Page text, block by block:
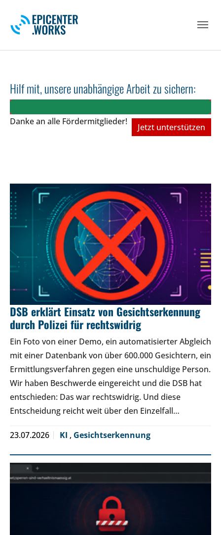
Hilf mit, unsere unabhängige Arbeit zu sichern:
Danke an alle Fördermitglieder!
Jetzt unterstützen
DSB erklärt Einsatz von Gesichtserkennung
durch Polizei für rechtswidrig
Ein Foto von einer Demo, ein automatisierter Abgleich
mit einer Datenbank von über 600.000 Gesichtern, ein
Ermittlungsverfahren gegen eine unschuldige Person.
Wir haben Beschwerde eingereicht und die DSB hat
entschieden: Das war rechtswidrig. Und diese
Entscheidung reicht weit über den Einzelfall…
23.07.2026 KI , Gesichtserkennung